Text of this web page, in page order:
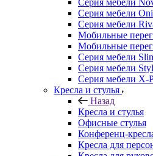
Серия мебели
Серия мебели
Серия мебели
Мобильные
Мобильные
Серия мебели
Серия мебели
Серия мебели X-
Кресла и стулья
Назад
Кресла и стулья
Офисные стулья
Конференц-
Кресла для